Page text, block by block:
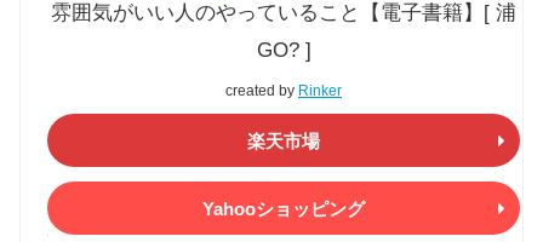
雰囲気がいい人のやっていること【電子書籍】[ 浦
GO? ]
created by Rinker
楽天市場
Yahooショッピング